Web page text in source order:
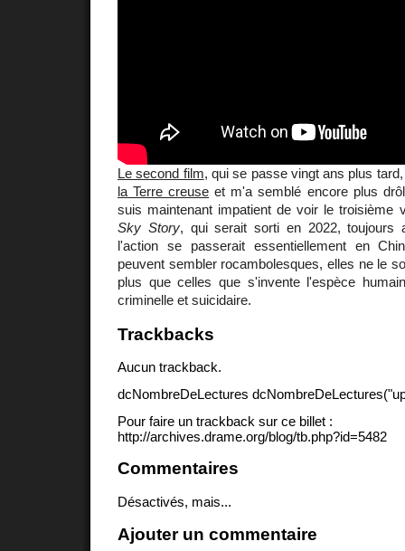
Le second film, qui se passe vingt ans plus
la Terre creuse et m'a semblé encore plus
suis maintenant impatient de voir le troisième
Sky Story, qui serait sorti en 2022, toujours
l'action se passerait essentiellement en
peuvent sembler rocambolesques, elles ne le
plus que celles que s'invente l'espèce
criminelle et suicidaire.
Trackbacks
Aucun trackback.
dcNombreDeLectures
Pour faire un trackback sur ce billet :
http://archives.drame.org/blog/tb.php?id=5482
Commentaires
Désactivés, mais...
Ajouter un commentaire